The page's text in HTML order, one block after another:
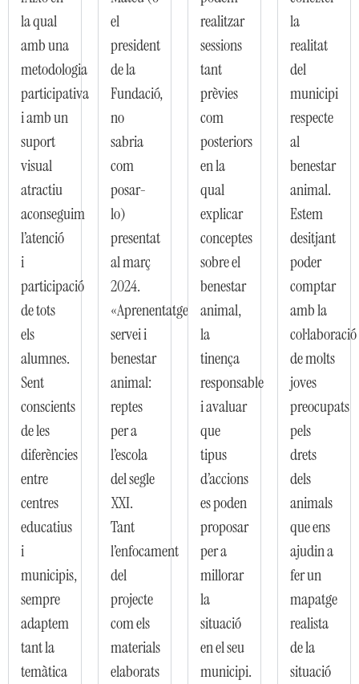
la qual
amb una
metodologia
participativa
i amb un
suport
visual
atractiu
aconseguim
l’atenció
i
participació
de tots
els
alumnes.
Sent
conscients
de les
diferències
entre
centres
educatius
i
municipis,
sempre
adaptem
tant la
temàtica
el
president
de la
Fundació,
no
sabria
com
posar-
lo)
presentat
al març
2024.
«Aprenentatge
servei i
benestar
animal:
reptes
per a
l’escola
del segle
XXI.
Tant
l’enfocament
del
projecte
com els
materials
elaborats
realitzar
sessions
tant
prèvies
com
posteriors
en la
qual
explicar
conceptes
sobre el
benestar
animal,
la
tinença
responsable
i avaluar
que
tipus
d’accions
es poden
proposar
per a
millorar
la
situació
en el seu
municipi.
la
realitat
del
municipi
respecte
al
benestar
animal.
Estem
desitjant
poder
comptar
amb la
col·laboració
de molts
joves
preocupats
pels
drets
dels
animals
que ens
ajudin a
fer un
mapatge
realista
de la
situació